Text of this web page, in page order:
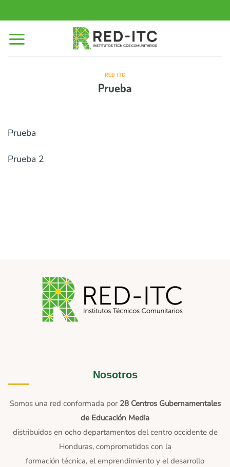
al
contenido
RED ITC
Prueba
Prueba
Prueba 2
Nosotros
Somos una red conformada por 28 Centros Gubernamentales
de Educación Media
distribuidos en ocho departamentos del centro occidente de
Honduras, comprometidos con la
formación técnica, el emprendimiento y el desarrollo